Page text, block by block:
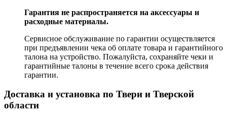
Гарантия не распространяется на аксессуары и
расходные материалы.
Сервисное обслуживание по гарантии осуществляется
при предъявлении чека об оплате товара и гарантийного
талона на устройство. Пожалуйста, сохраняйте чеки и
гарантийные талоны в течение всего срока действия
гарантии.
Доставка и установка по Твери и Тверской
области